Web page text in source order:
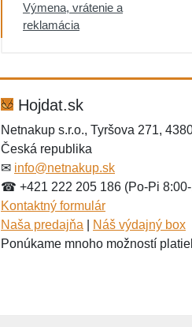
Výmena, vrátenie a
reklamácia
Hojdat.sk
Netnakup s.r.o., Tyršova 271,
Česká republika
✉ info@netnakup.sk
☎ +421 222 205 186 (Po-Pi
Kontaktný formulár
Naša predajňa
Náš výdajný box
Ponúkame mnoho možností